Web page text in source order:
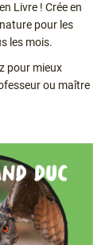
Livre ! Crée en
pour les
les mois.
pour mieux
ou maître